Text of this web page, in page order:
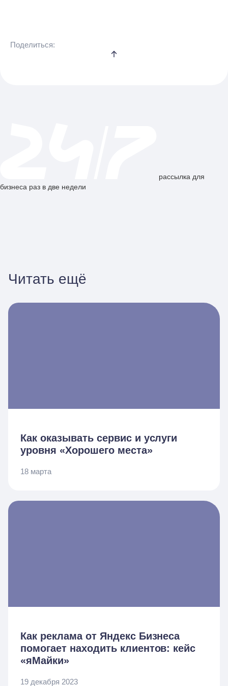
Поделиться:
рассылка для
бизнеса раз в две недели
Читать ещё
Как оказывать сервис и услуги
уровня «Хорошего места»
18 марта
Как реклама от Яндекс Бизнеса
помогает находить клиентов: кейс
«яМайки»
19 декабря 2023